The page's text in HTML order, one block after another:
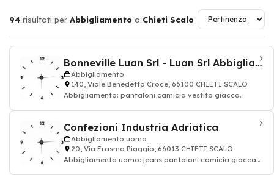
94 risultati per Abbigliamento a Chieti Scalo
Bonneville Luan Srl - Luan Srl Abbigliamento
Abbigliamento
140, Viale Benedetto Croce, 66100 CHIETI SCALO
Abbigliamento: pantaloni camicia vestito giacca
Confezioni Industria Adriatica
Abbigliamento uomo
20, Via Erasmo Piaggio, 66013 CHIETI SCALO
Abbigliamento uomo: jeans pantaloni camicia giacca